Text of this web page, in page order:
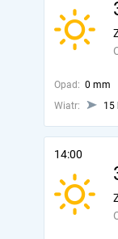
Opad: 0 mm
Wiatr:
15
14:00